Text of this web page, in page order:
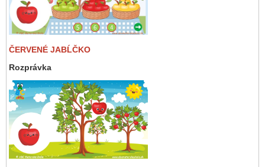
ČERVENÉ JABĹČKO
Rozprávka